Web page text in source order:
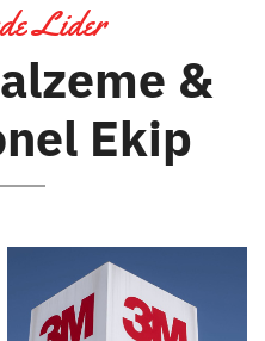
Lider
&
Ekip